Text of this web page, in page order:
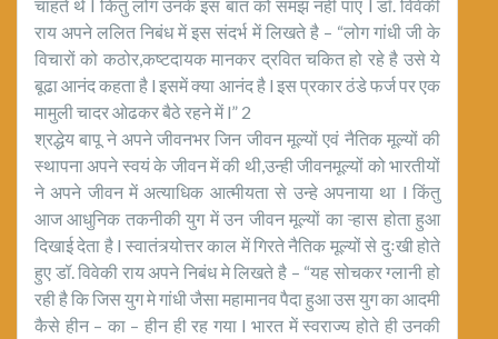
चाहते थे l किंतु लोग उनके इस बात को समझ नहीं पाए l डॉ. विवेकी
राय अपने ललित निबंध में इस संदर्भ में लिखते है – “लोग गांधी जी के
विचारों को कठोर,कष्टदायक मानकर द्रवित चकित हो रहे है उसे ये
बूढा आनंद कहता है l इसमें क्या आनंद है l इस प्रकार ठंडे फर्ज पर एक
मामुली चादर ओढकर बैठे रहने में l” 2
श्रद्धेय बापू ने अपने जीवनभर जिन जीवन मूल्यों एवं नैतिक मूल्यों की
स्थापना अपने स्वयं के जीवन में की थी,उन्ही जीवनमूल्यों को भारतीयों
ने अपने जीवन में अत्याधिक आत्मीयता से उन्हे अपनाया था l किंतु
आज आधुनिक तकनीकी युग में उन जीवन मूल्यों का ऱ्हास होता हुआ
दिखाई देता है l स्वातंत्र्योत्तर काल में गिरते नैतिक मूल्यों से दुःखी होते
हुए डॉ. विवेकी राय अपने निबंध मे लिखते है – “यह सोचकर ग्लानी हो
रही है कि जिस युग मे गांधी जैसा महामानव पैदा हुआ उस युग का आदमी
कैसे हीन – का – हीन ही रह गया l भारत में स्वराज्य होते ही उनकी